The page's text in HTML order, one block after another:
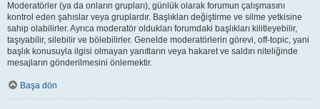
Moderatörler (ya da onların grupları), günlük olarak forumun çalışmasını
kontrol eden şahıslar veya gruplardır. Başlıkları değiştirme ve silme yetkisine
sahip olabilirler. Ayrıca moderatör oldukları forumdaki başlıkları kilitleyebilir,
taşıyabilir, silebilir ve bölebilirler. Genelde moderatörlerin görevi, off-topic, yani
başlık konusuyla ilgisi olmayan yanıtların veya hakaret ve saldırı niteliğinde
mesajların gönderilmesini önlemektir.
Başa dön